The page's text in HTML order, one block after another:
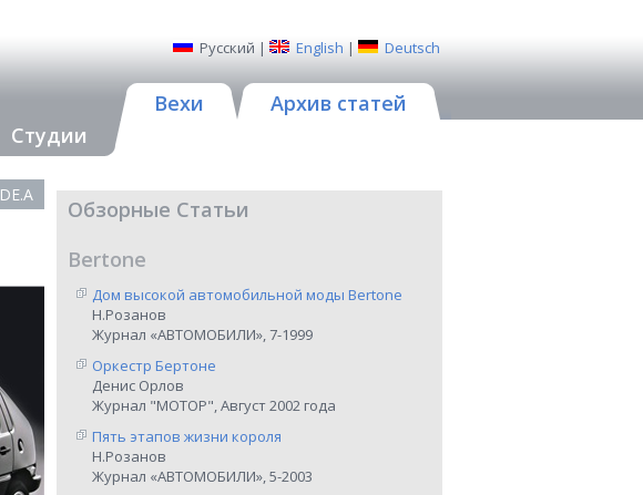
Русский | English | Deutsch
Студии
Вехи Архив статей
Обзорные Статьи
Bertone
Дом высокой автомобильной моды Bertone
Н.Розанов
Журнал «АВТОМОБИЛИ», 7-1999
Оркестр Бертоне
Денис Орлов
Журнал "МОТОР", Август 2002 года
Пять этапов жизни короля
Н.Розанов
Журнал «АВТОМОБИЛИ», 5-2003